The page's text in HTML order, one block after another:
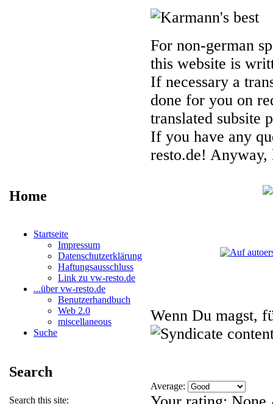
Home
Startseite
Impressum
Datenschutzerklärung
Haftungsausschluss
Link zu vw-resto.de
...über vw-resto.de
Benutzerhandbuch
Web 2.0
miscellaneous
Suche
Search
Search this site:
For non-german
this website is
If necessary a
done for you on
translated subsite
If you have any
resto.de!
Wenn Du magst,
Average: